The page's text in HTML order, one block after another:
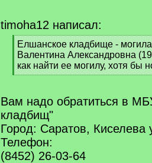
timoha12 написал:
[
q
]
Елшанское кладбище -
Валентина Александровна
как найти ее могилу, хотя бы
[
q
]
Вам надо обратиться в
кладбищ"
Город: Саратов, Киселева
Телефон:
(8452) 26-03-64